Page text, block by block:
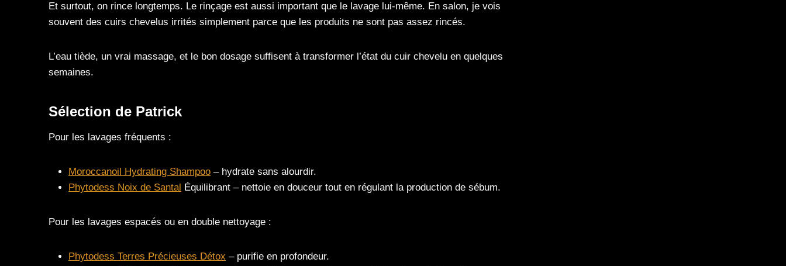
Et surtout, on rince longtemps. Le rinçage est aussi important que le lavage lui-même. En salon, je vois
souvent des cuirs chevelus irrités simplement parce que les produits ne sont pas assez rincés.
L’eau tiède, un vrai massage, et le bon dosage suffisent à transformer l’état du cuir chevelu en quelques
semaines.
Sélection de Patrick
Pour les lavages fréquents :
Moroccanoil Hydrating Shampoo – hydrate sans alourdir.
Phytodess Noix de Santal Équilibrant – nettoie en douceur tout en régulant la production de sébum.
Pour les lavages espacés ou en double nettoyage :
Phytodess Terres Précieuses Détox – purifie en profondeur.